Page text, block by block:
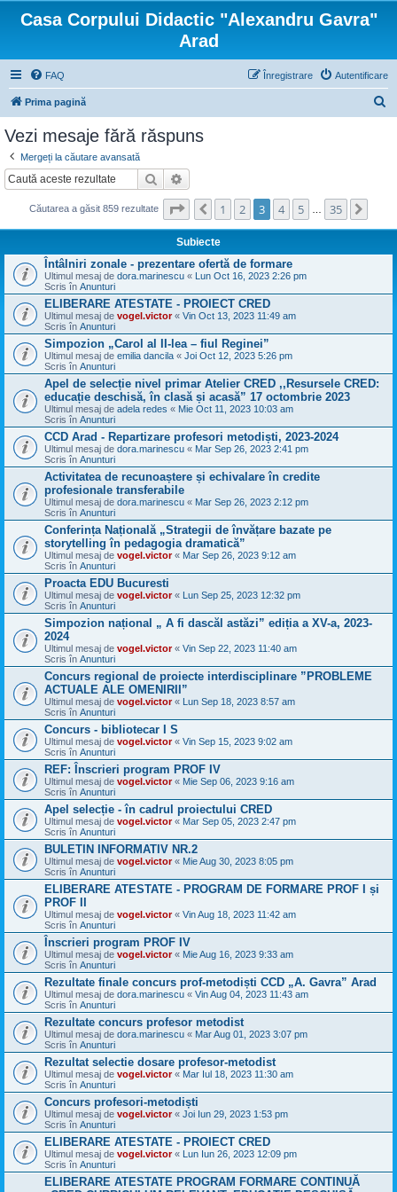
Casa Corpului Didactic "Alexandru Gavra"
Arad
FAQ Autentificare
Înregistrare
Prima pagină
e
Vezi mesaje fără răspuns
Mergeți la căutare avansată
Căutare
Căutarea a găsit 859 rezultate Pagina3 din 35
Anterior
1 2 3 4 5 35
Subiecte
Întâlniri zonale - prezentare ofertă de formare
Ultimul mesaj de dora.marinescu « Lun Oct 16, 2023 2:26 pm
Scris în Anunturi
ELIBERARE ATESTATE - PROIECT CRED
Ultimul mesaj de vogel.victor« Vin Oct 13, 2023 11:49 am
Scris în Anunturi
Simpozion „Carol al II-lea – fiul Reginei”
Ultimul mesaj de emilia dancila « Joi Oct 12, 2023 5:26 pm
Scris în Anunturi
Apel de selecție nivel primar Atelier CRED ,,Resursele CRED:
educație deschisă, în clasă și acasă” 17 octombrie 2023
Ultimul mesaj de adela redes « Mie Oct 11, 2023 10:03 am
Scris în Anunturi
CCD Arad - Repartizare profesori metodiști, 2023-2024
Ultimul mesaj de dora.marinescu « Mar Sep 26, 2023 2:41 pm
Scris în Anunturi
Activitatea de recunoaștere și echivalare în credite
profesionale transferabile
Ultimul mesaj de dora.marinescu « Mar Sep 26, 2023 2:12 pm
Scris în Anunturi
Conferința Națională „Strategii de învățare bazate pe
storytelling în pedagogia dramatică”
Ultimul mesaj de vogel.victor« Mar Sep 26, 2023 9:12 am
Scris în Anunturi
Proacta EDU Bucuresti
Ultimul mesaj de vogel.victor« Lun Sep 25, 2023 12:32 pm
Scris în Anunturi
Simpozion național „ A fi dascăl astăzi” ediția a XV-a, 2023-
2024
Ultimul mesaj de vogel.victor« Vin Sep 22, 2023 11:40 am
Scris în Anunturi
Concurs regional de proiecte interdisciplinare ”PROBLEME
ACTUALE ALE OMENIRII”
Ultimul mesaj de vogel.victor« Lun Sep 18, 2023 8:57 am
Scris în Anunturi
Concurs - bibliotecar I S
Ultimul mesaj de vogel.victor« Vin Sep 15, 2023 9:02 am
Scris în Anunturi
REF: Înscrieri program PROF IV
Ultimul mesaj de vogel.victor« Mie Sep 06, 2023 9:16 am
Scris în Anunturi
Apel selecție - în cadrul proiectului CRED
Ultimul mesaj de vogel.victor« Mar Sep 05, 2023 2:47 pm
Scris în Anunturi
BULETIN INFORMATIV NR.2
Ultimul mesaj de vogel.victor« Mie Aug 30, 2023 8:05 pm
Scris în Anunturi
ELIBERARE ATESTATE - PROGRAM DE FORMARE PROF I și
PROF II
Ultimul mesaj de vogel.victor« Vin Aug 18, 2023 11:42 am
Scris în Anunturi
Înscrieri program PROF IV
Ultimul mesaj de vogel.victor« Mie Aug 16, 2023 9:33 am
Scris în Anunturi
Rezultate finale concurs prof-metodiști CCD „A. Gavra” Arad
Ultimul mesaj de dora.marinescu « Vin Aug 04, 2023 11:43 am
Scris în Anunturi
Rezultate concurs profesor metodist
Ultimul mesaj de dora.marinescu « Mar Aug 01, 2023 3:07 pm
Scris în Anunturi
Rezultat selectie dosare profesor-metodist
Ultimul mesaj de vogel.victor« Mar Iul 18, 2023 11:30 am
Scris în Anunturi
Concurs profesori-metodiști
Ultimul mesaj de vogel.victor« Joi Iun 29, 2023 1:53 pm
Scris în Anunturi
ELIBERARE ATESTATE - PROIECT CRED
Ultimul mesaj de vogel.victor« Lun Iun 26, 2023 12:09 pm
Scris în Anunturi
ELIBERARE ATESTATE PROGRAM FORMARE CONTINUĂ